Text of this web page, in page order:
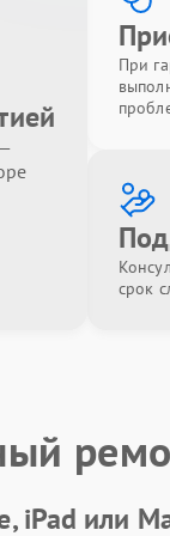
При
срок
iPad или